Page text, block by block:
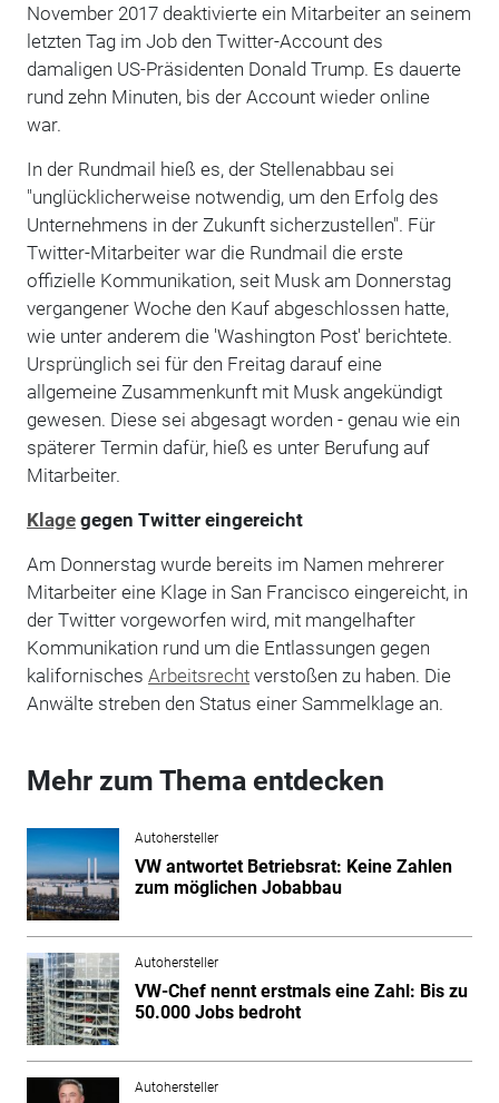
November 2017 deaktivierte ein Mitarbeiter an seinem
letzten Tag im Job den Twitter-Account des
damaligen US-Präsidenten Donald Trump. Es dauerte
rund zehn Minuten, bis der Account wieder online
war.
In der Rundmail hieß es, der Stellenabbau sei
"unglücklicherweise notwendig, um den Erfolg des
Unternehmens in der Zukunft sicherzustellen". Für
Twitter-Mitarbeiter war die Rundmail die erste
offizielle Kommunikation, seit Musk am Donnerstag
vergangener Woche den Kauf abgeschlossen hatte,
wie unter anderem die 'Washington Post' berichtete.
Ursprünglich sei für den Freitag darauf eine
allgemeine Zusammenkunft mit Musk angekündigt
gewesen. Diese sei abgesagt worden - genau wie ein
späterer Termin dafür, hieß es unter Berufung auf
Mitarbeiter.
Klagegegen Twitter eingereicht
Am Donnerstag wurde bereits im Namen mehrerer
Mitarbeiter eine Klage in San Francisco eingereicht, in
der Twitter vorgeworfen wird, mit mangelhafter
Kommunikation rund um die Entlassungen gegen
kalifornisches Arbeitsrechtverstoßen zu haben. Die
Anwälte streben den Status einer Sammelklage an.
Mehr zum Thema entdecken
Autohersteller
VW antwortet Betriebsrat: Keine Zahlen
zum möglichen Jobabbau
Autohersteller
VW-Chef nennt erstmals eine Zahl: Bis zu
50.000 Jobs bedroht
Autohersteller